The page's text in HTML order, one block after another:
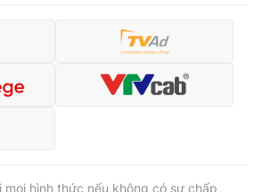
mọi hình thức nếu không có sự chấp